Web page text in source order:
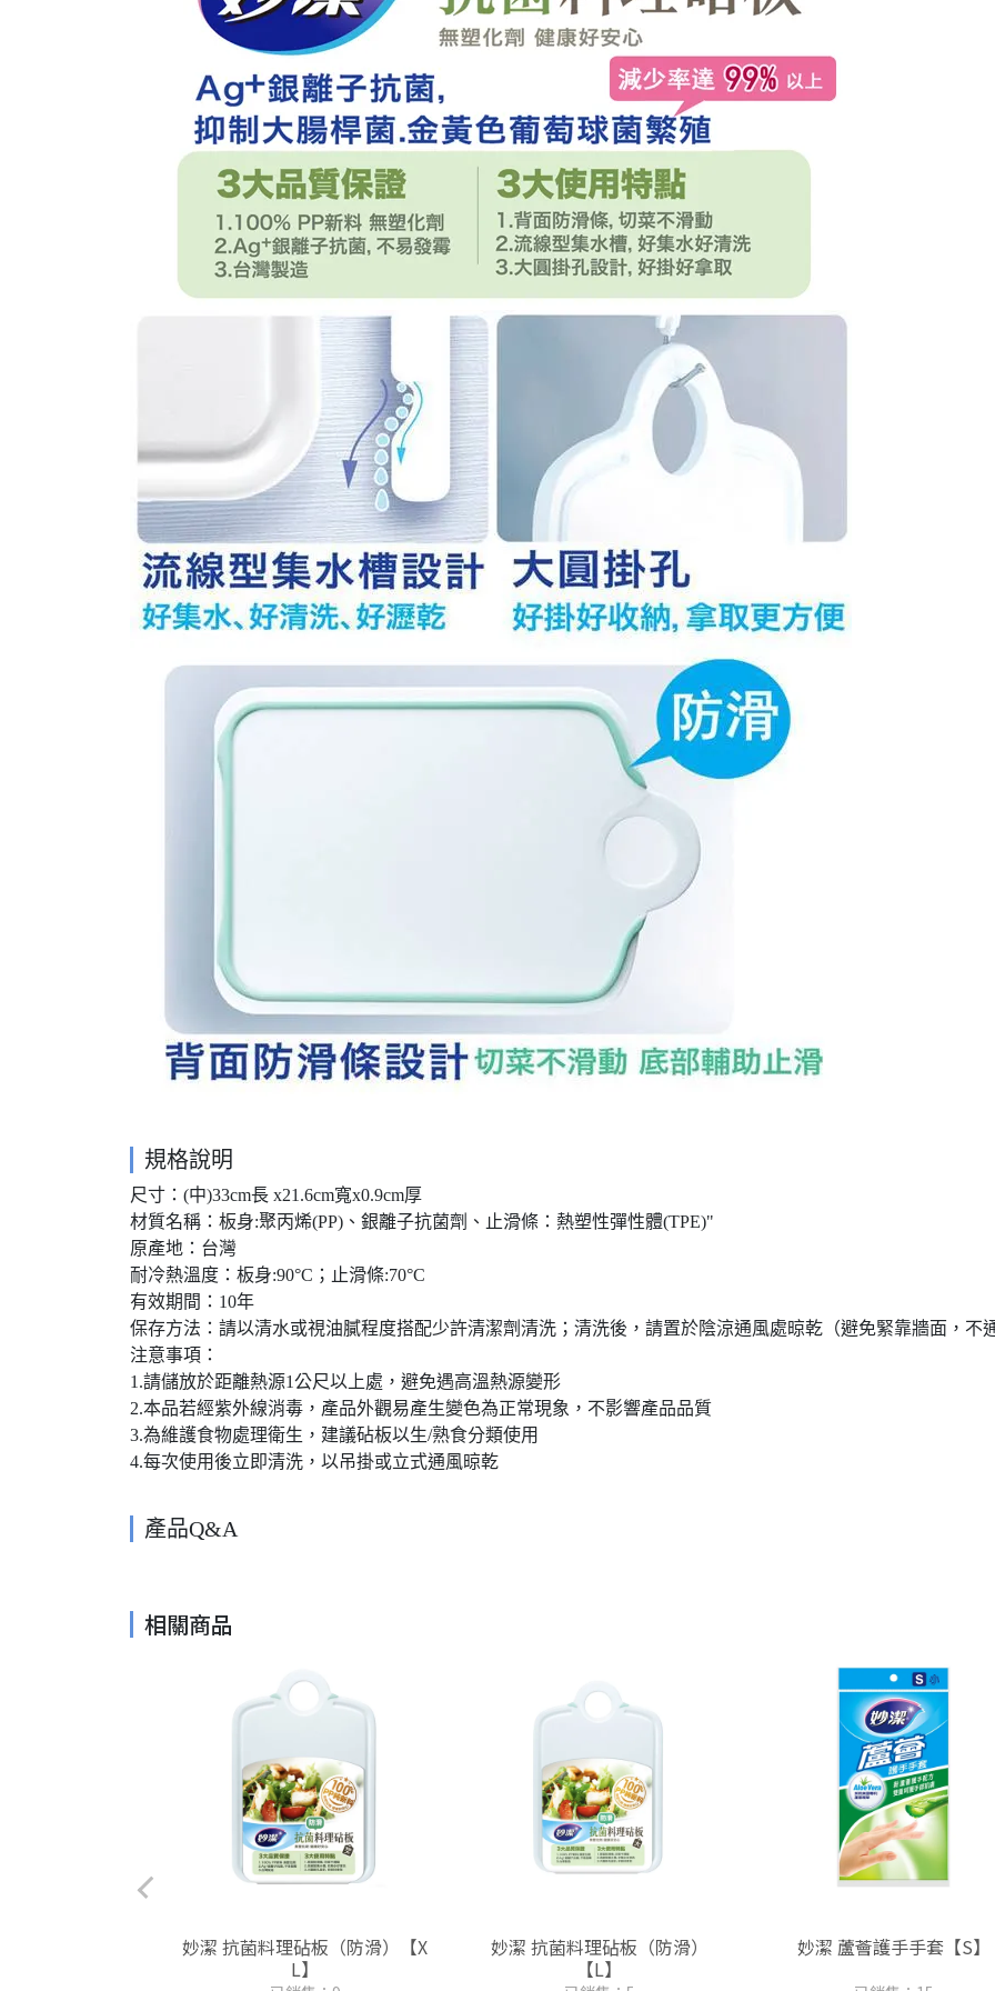
規格說明
尺寸：(中)33cm長 x21.6cm寬x0.9cm厚
材質名稱：板身:聚丙烯(PP)、銀離子抗菌劑、止滑條：熱塑性彈性體(TPE)"
原產地：台灣
耐冷熱溫度：板身:90°C；止滑條:70°C
有效期間：10年
保存方法：請以清水或視油膩程度搭配少許清潔劑清洗；清洗後，請置於陰涼通風處晾乾（避免緊靠牆面，不
注意事項：
1.請儲放於距離熱源1公尺以上處，避免遇高溫熱源變形
2.本品若經紫外線消毒，產品外觀易產生變色為正常現象，不影響產品品質
3.為維護食物處理衛生，建議砧板以生/熟食分類使用
4.每次使用後立即清洗，以吊掛或立式通風晾乾
產品Q&A
相關商品
妙潔 抗菌料理砧板（防滑）【X
L】
妙潔 抗菌料理砧板（防滑）
【L】
妙潔 蘆薈護手手套【S】